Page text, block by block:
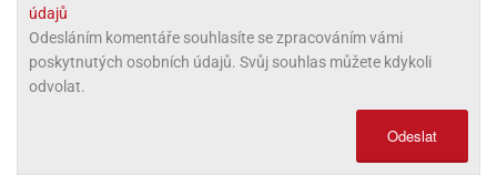
údajů
Odesláním komentáře souhlasíte se zpracováním vámi
poskytnutých osobních údajů. Svůj souhlas můžete kdykoli
odvolat.
Odeslat